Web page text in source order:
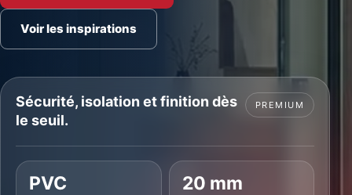
Voir les inspirations
Sécurité, isolation et finition dès
le seuil.
PREMIUM
PVC 20 mm